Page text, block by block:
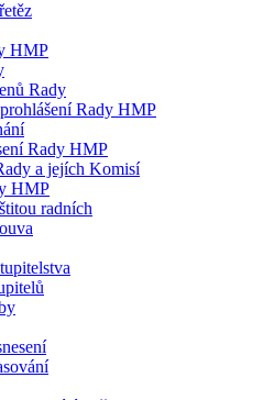
HMP
Rady
Rady HMP
Rady HMP
a jejích Komisí
HMP
radních